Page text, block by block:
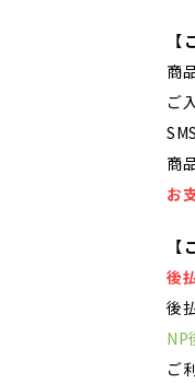
商
ご
商
お
【
後
後
NP
ご